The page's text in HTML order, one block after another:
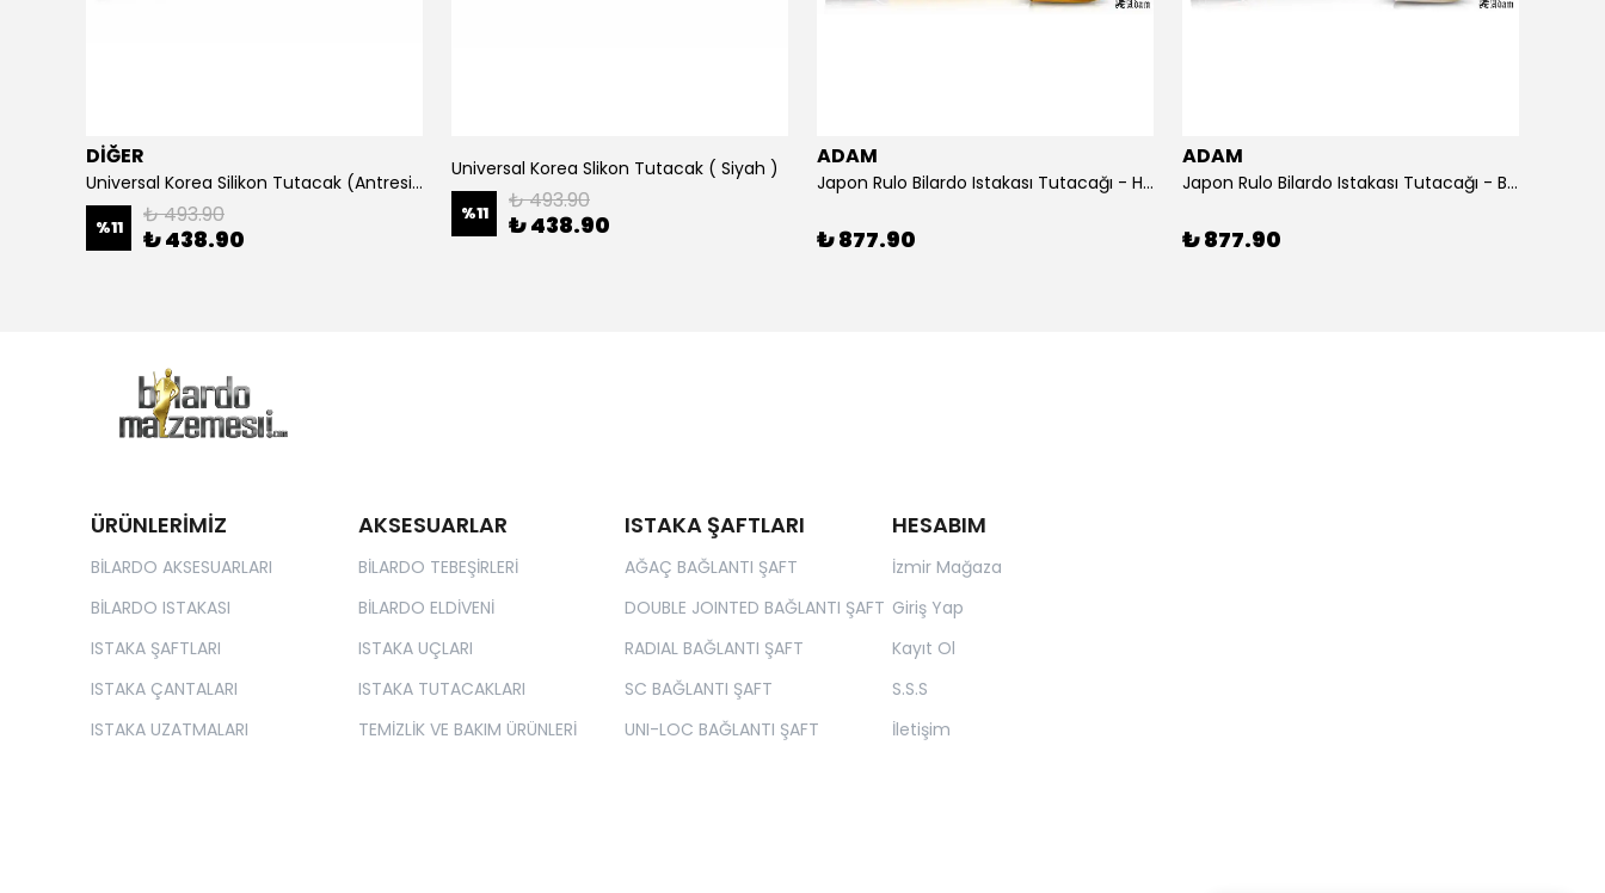
DİĞER
Universal Korea Silikon Tutacak (Antresit Mavi)
%11 ₺ 493.90
₺ 438.90
Universal Korea Slikon Tutacak ( Siyah )
%11 ₺ 493.90
₺ 438.90
ADAM
Japon Rulo Bilardo Istakası Tutacağı - Hardal
₺ 877.90
ADAM
Japon Rulo Bilardo Istakası Tutacağı - Beyaz
₺ 877.90
ÜRÜNLERİMİZ
BİLARDO AKSESUARLARI
BİLARDO ISTAKASI
ISTAKA ŞAFTLARI
ISTAKA ÇANTALARI
ISTAKA UZATMALARI
AKSESUARLAR
BİLARDO TEBEŞİRLERİ
BİLARDO ELDİVENİ
ISTAKA UÇLARI
ISTAKA TUTACAKLARI
TEMİZLİK VE BAKIM ÜRÜNLERİ
ISTAKA ŞAFTLARI
AĞAÇ BAĞLANTI ŞAFT
DOUBLE JOINTED BAĞLANTI ŞAFT
RADIAL BAĞLANTI ŞAFT
SC BAĞLANTI ŞAFT
UNI-LOC BAĞLANTI ŞAFT
HESABIM
İzmir Mağaza
Giriş Yap
Kayıt Ol
S.S.S
İletişim